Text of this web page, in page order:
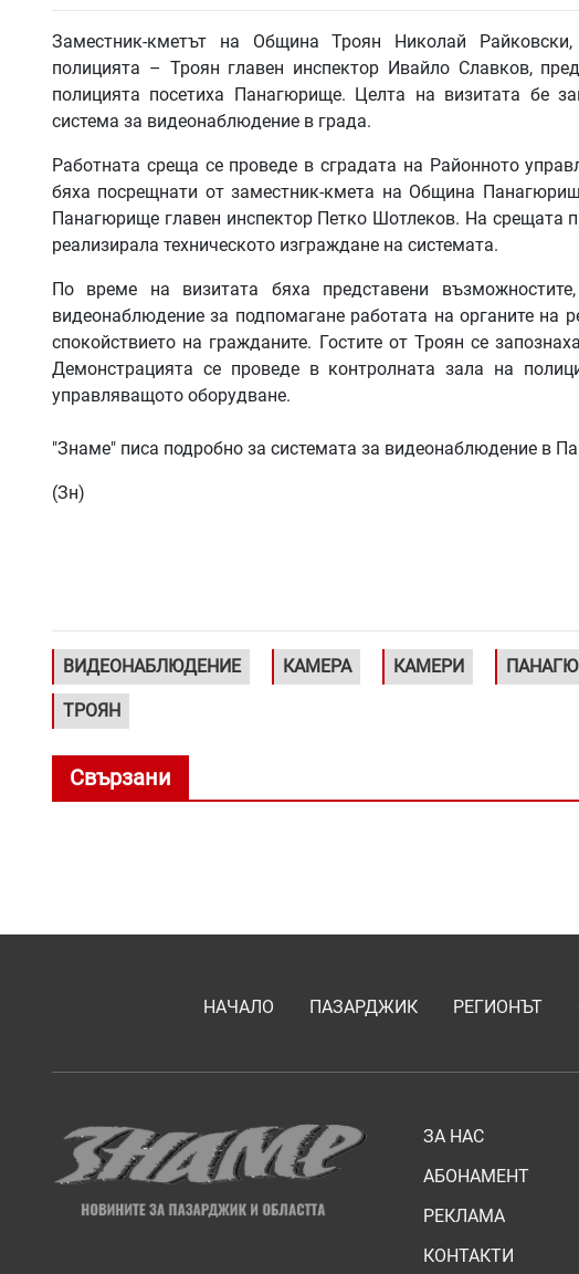
Заместник-кметът на Община Троян Николай
полицията – Троян главен инспектор Ивайло Славков,
полицията посетиха Панагюрище. Целта на визитата бе
система за видеонаблюдение в града.
Работната среща се проведе в сградата на Районното
бяха посрещнати от заместник-кмета на Община
Панагюрище главен инспектор Петко Шотлеков. На срещата
реализирала техническото изграждане на системата.
По време на визитата бяха представени
видеонаблюдение за подпомагане работата на органите на
спокойствието на гражданите. Гостите от Троян се
Демонстрацията се проведе в контролната зала на
управляващото оборудване.
"Знаме" писа подробно за системата за видеонаблюдение в
(Зн)
ВИДЕОНАБЛЮДЕНИЕ КАМЕРА КАМЕРИ
ТРОЯН
Свързани
НАЧАЛО ПАЗАРДЖИК РЕГИОНЪТ
ЗА НАС
АБОНАМЕНТ
РЕКЛАМА
КОНТАКТИ